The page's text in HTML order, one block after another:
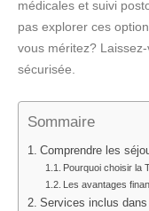
médicales et suivi
pas explorer ces
vous méritez?
sécurisée.
Sommaire
Comprendre les
Pourquoi choisir la
Les avantages
Services inclus